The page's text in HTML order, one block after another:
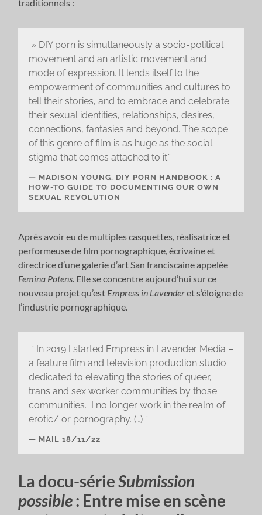
traditionnels :
» DIY porn is simultaneously a socio-political
movement and an artistic movement and
mode of expression. It lends itself to the
empowerment of communities and cultures to
tell their stories, and to embrace and celebrate
their sexual identities, relationships, desires,
connections, fantasies and beyond. The scope
of this genre of film is as huge as the social
stigma that comes attached to it.”
MADISON YOUNG, DIY PORN HANDBOOK : A
HOW-TO GUIDE TO DOCUMENTING OUR OWN
SEXUAL REVOLUTION
Après avoir eu de multiples casquettes, réalisatrice et
performeuse de film pornographique, écrivaine et
directrice d’une galerie d’art San franciscaine appelée
Femina Potens. Elle se concentre aujourd’hui sur ce
nouveau projet qu’est Empress in Lavenderet s’éloigne de
l’industrie pornographique.
“ In 2019 I started Empress in Lavender Media –
a feature film and television production studio
dedicated to elevating the stories of queer,
trans and sex worker communities by those
communities. I no longer work in the realm of
erotic/ or pornography. (…) “
MAIL 18/11/22
La docu-sérieSubmission
possible: Entre mise en scène